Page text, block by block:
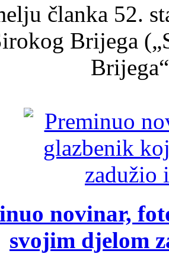
članka 52.
Brijega
novinar,
svojim djelom